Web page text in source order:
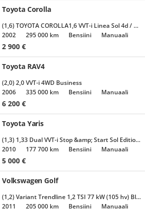
Toyota Corolla
(1,6) TOYOTA COROLLA1,6 VVT-i Linea Sol 4d / 2X RENKAAT / LOHKO
2002
295 000 km Bensiini Manuaali
2 900 €
Toyota RAV4
(2,0) 2,0 VVT-i 4WD Business
2006
335 000 km Bensiini Manuaali
6 200 €
Toyota Yaris
(1,3) 1,33 Dual VVT-i Stop &amp; Start Sol Edition 5ov
2010
177 700 km Bensiini Manuaali
5 000 €
Volkswagen Golf
(1,2) Variant Trendline 1,2 TSI 77 kW (105 hv) Bluemotion Technology
2011
205 000 km Bensiini Manuaali